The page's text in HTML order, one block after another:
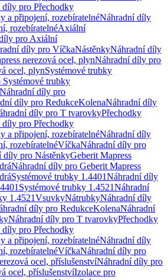
díly pro Přechodky
a připojení, rozebíratelnéNáhradní díly
rozebíratelnéAxiální
pro Axiální
díly pro VíčkaNástěnkyNáhradní díly
nerezová ocel, plynNáhradní díly pro
ocel, plynSystémové trubky
trubky
Náhradní díly pro
díly pro RedukceKolenaNáhradní díly
díly pro T tvarovkyPřechodky
díly pro Přechodky
a připojení, rozebíratelnéNáhradní díly
rozebíratelnéVíčkaNáhradní díly pro
díly pro NástěnkyGeberit Mapress
Náhradní díly pro Geberit Mapress
Systémové trubky 1.4401Náhradní díly
Systémové trubky 1.4521Náhradní
1.4521VsuvkyNátrubkyNáhradní díly
díly pro RedukceKolenaNáhradní
Náhradní díly pro T tvarovkyPřechodky
díly pro Přechodky
a připojení, rozebíratelnéNáhradní díly
rozebíratelnéVíčkaNáhradní díly pro
ocel, příslušenstvíNáhradní díly pro
ocel, příslušenstvíIzolace pro